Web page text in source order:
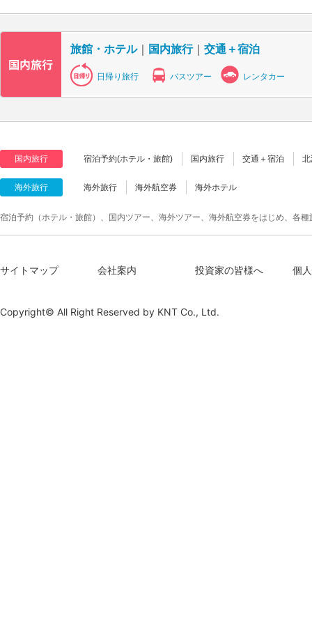
旅館・ホテル｜ 国内旅行｜ 交通＋宿泊
日帰り旅行 バスツアー レンタカー
国内旅行 宿泊予約(ホテル・旅館) 国内旅行 交通＋宿泊
海外旅行 海外旅行 海外航空券 海外ホテル
宿泊予約（ホテル・旅館）、国内ツアー、海外ツアー、海外航空券をはじめ、各
サイトマップ 会社案内 投資家の皆様へ 個
Copyright© All Right Reserved by KNT Co., Ltd.